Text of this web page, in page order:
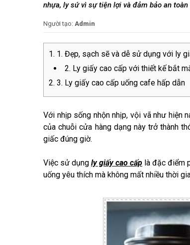
nhựa, ly sứ vì sự tiện lợi và đảm bảo an
Người tạo: Admin
1. Đẹp, sạch sẽ và dễ sử dụng với ly
2. Ly giấy cao cấp với thiết kế bắt
3. Ly giấy cao cấp uống cafe hấp dẫn
Với nhịp sống nhộn nhịp, vội vã như hiện
của chuỗi cửa hàng dạng này trở thành
giấc đúng giờ.
Việc sử dụng ly giấy cao cấp là đặc điểm
uống yêu thích mà không mất nhiều thời